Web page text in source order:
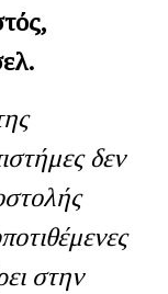
δεν
στην